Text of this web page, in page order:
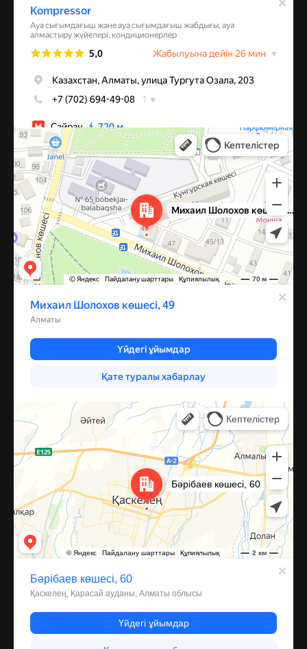
Алматы
Улица Михаила Шолохова, 49 — Яндекс Карты
Улица Барибаева, 60 — Яндекс Карты